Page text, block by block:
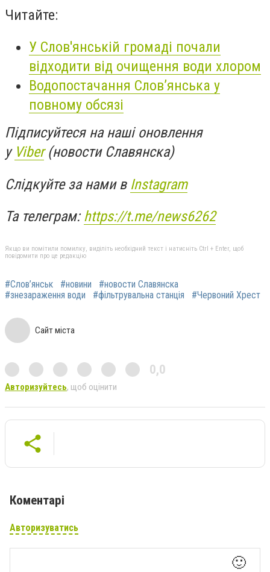
Читайте:
У Слов'янській громаді почали
відходити від очищення води хлором
Водопостачання Слов’янська у
повному обсязі
Підписуйтеся на наші оновлення
у Viber(новости Славянска)
Слідкуйте за нами в Instagram
Та телеграм:https://t.me/news6262
Якщо ви помітили помилку, виділіть необхідний текст і натисніть Ctrl + Enter, щоб
повідомити про це редакцію
#Слов’янськ #новини
#новости Славянска
#знезараження води
#фільтрувальна станція #Червоний Хрест
Сайт міста
0,0
Авторизуйтесь, щоб оцінити
Коментарі
Авторизуватись
🙂